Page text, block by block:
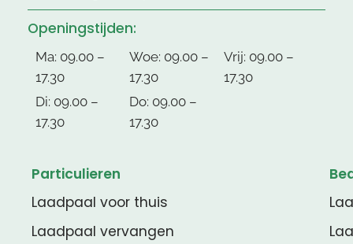
Openingstijden:
Ma: 09.00 –
17.30
Di: 09.00 –
17.30
Woe: 09.00 –
17.30
Do: 09.00 –
17.30
Vrij: 09.00 –
17.30
Particulieren
Laadpaal voor thuis
Laadpaal vervangen